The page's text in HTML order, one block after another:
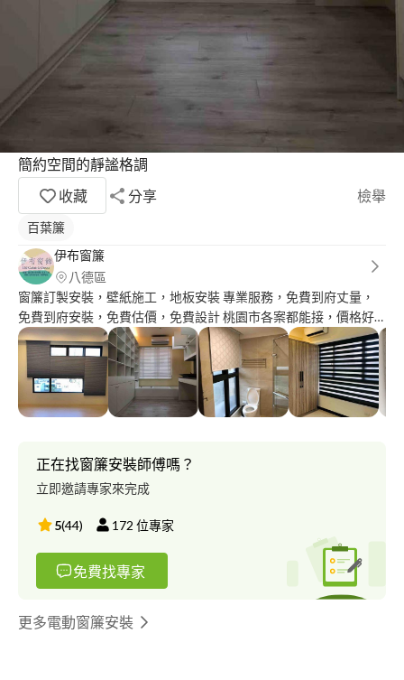
簡約空間的靜謐格調
收藏
分享 檢舉
百葉簾
伊布窗簾
八德區
窗簾訂製安裝，壁紙施工，地板安裝 專業服務，免費到府丈量，
免費到府安裝，免費估價，免費設計 桃園市各案都能接，價格好
談
正在找窗簾安裝師傅嗎？
立即邀請專家來完成
5(44) 172 位專家
免費找專家
更多電動窗簾安裝